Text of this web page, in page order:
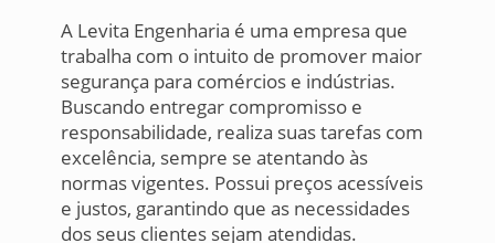
A Levita Engenharia é uma empresa que
trabalha com o intuito de promover maior
segurança para comércios e indústrias.
Buscando entregar compromisso e
responsabilidade, realiza suas tarefas com
excelência, sempre se atentando às
normas vigentes. Possui preços acessíveis
e justos, garantindo que as necessidades
dos seus clientes sejam atendidas.